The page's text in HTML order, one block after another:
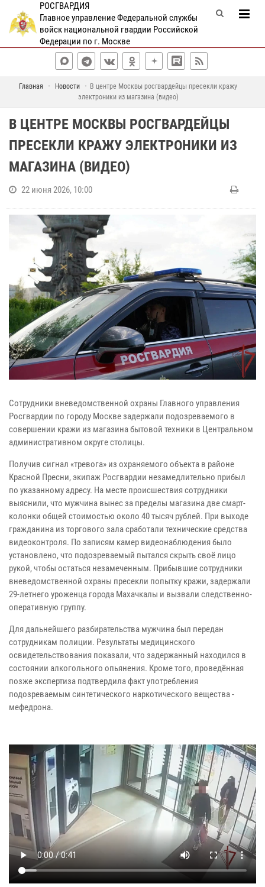
РОСГВАРДИЯ
Главное управление Федеральной службы
войск национальной гвардии Российской
Федерации по г. Москве
Главная Новости
В центре Москвы росгвардейцы пресекли кражу
электроники из магазина (видео)
В ЦЕНТРЕ МОСКВЫ РОСГВАРДЕЙЦЫ
ПРЕСЕКЛИ КРАЖУ ЭЛЕКТРОНИКИ ИЗ
МАГАЗИНА (ВИДЕО)
22 июня 2026, 10:00
Сотрудники вневедомственной охраны Главного управления
Росгвардии по городу Москве задержали подозреваемого в
совершении кражи из магазина бытовой техники в Центральном
административном округе столицы.
Получив сигнал «тревога» из охраняемого объекта в районе
Красной Пресни, экипаж Росгвардии незамедлительно прибыл
по указанному адресу. На месте происшествия сотрудники
выяснили, что мужчина вынес за пределы магазина две смарт-
колонки общей стоимостью около 40 тысяч рублей. При выходе
гражданина из торгового зала сработали технические средства
видеоконтроля. По записям камер видеонаблюдения было
установлено, что подозреваемый пытался скрыть своё лицо
рукой, чтобы остаться незамеченным. Прибывшие сотрудники
вневедомственной охраны пресекли попытку кражи, задержали
29-летнего уроженца города Махачкалы и вызвали следственно-
оперативную группу.
Для дальнейшего разбирательства мужчина был передан
сотрудникам полиции. Результаты медицинского
освидетельствования показали, что задержанный находился в
состоянии алкогольного опьянения. Кроме того, проведённая
позже экспертиза подтвердила факт употребления
подозреваемым синтетического наркотического вещества -
мефедрона.